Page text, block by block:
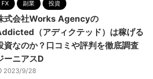
FX 副業 投資
式会社Works Agencyの
（アディクテッド）は稼げる
資なのか？口コミや評判を徹底調査
ーニアスD
2023/9/28